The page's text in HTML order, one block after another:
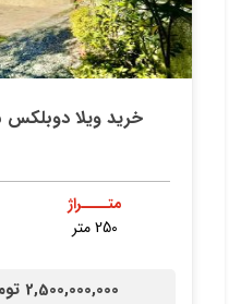
خرید ویلا دوبلکس
متــــراژ
250 متر
2,500,000,000 تومان /